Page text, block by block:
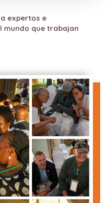
expertos e
mundo que trabajan